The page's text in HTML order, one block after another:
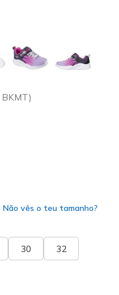
BKMT)
Não vês o teu tamanho?
30 32